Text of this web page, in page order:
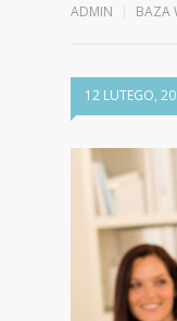
ADMIN BAZA
12 LUTEGO,